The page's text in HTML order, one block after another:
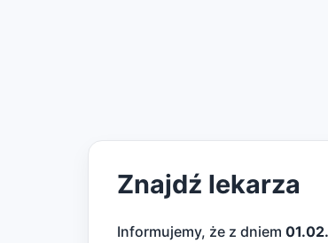
Znajdź lekarza
Informujemy, że z dniem